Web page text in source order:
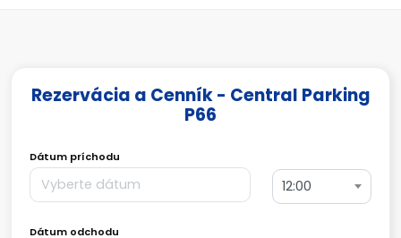
Rezervácia a Cenník - Central Parking
P66
Dátum príchodu
12:00
Dátum odchodu